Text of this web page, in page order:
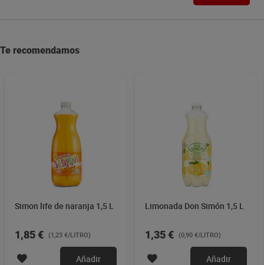
Te recomendamos
Simon life de naranja 1,5 L
1,85 € (1,23 €/LITRO)
Añadir
Limonada Don Simón 1,5 L
1,35 € (0,90 €/LITRO)
Añadir